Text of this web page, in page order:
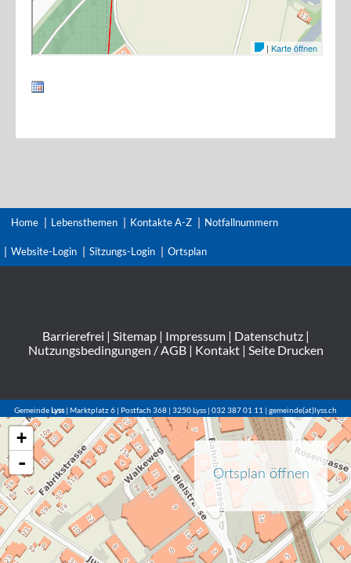
Home Lebensthemen Kontakte A-Z Notfallnummern
Website-Login Sitzungs-Login Ortsplan
Barrierefrei | Sitemap| Impressum| Datenschutz|
Nutzungsbedingungen / AGB| Kontakt| Seite Drucken
GemeindeLyss| Marktplatz 6 | Postfach 368 | 3250 Lyss | 032 387 01 11 | gemeinde(at)lyss.ch